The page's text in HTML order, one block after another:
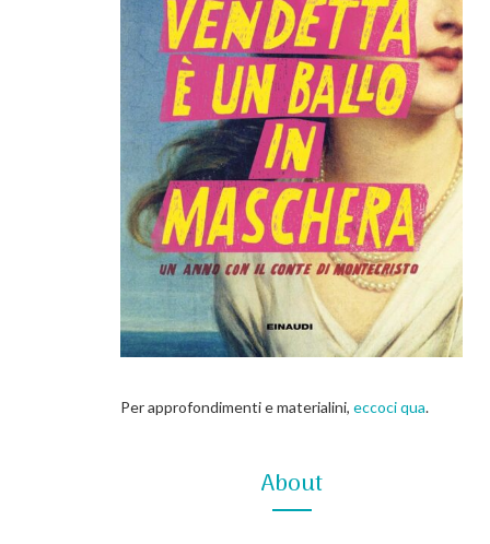
Per approfondimenti e materialini, eccoci qua.
About